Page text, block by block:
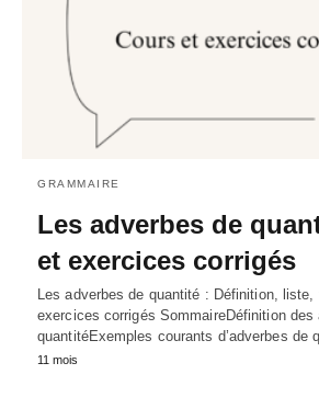
GRAMMAIRE
Les adverbes de
et exercices corrigés
Les adverbes de quantité : Définition,
exercices corrigés SommaireDéfinition des
quantitéExemples courants d’adverbes de
11 mois